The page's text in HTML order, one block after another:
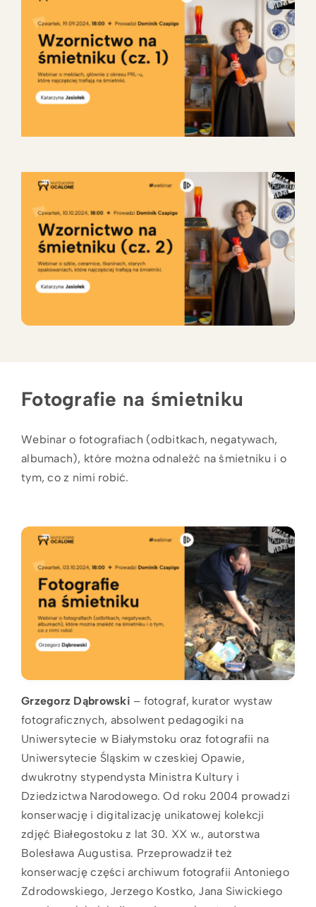
Fotografie na śmietniku
Webinar o fotografiach (odbitkach, negatywach,
albumach), które można odnaleźć na śmietniku i o
tym, co z nimi robić.
Grzegorz Dąbrowski – fotograf, kurator wystaw
fotograficznych, absolwent pedagogiki na
Uniwersytecie w Białymstoku oraz fotografii na
Uniwersytecie Śląskim w czeskiej Opawie,
dwukrotny stypendysta Ministra Kultury i
Dziedzictwa Narodowego. Od roku 2004 prowadzi
konserwację i digitalizację unikatowej kolekcji
zdjęć Białegostoku z lat 30. XX w., autorstwa
Bolesława Augustisa. Przeprowadził też
konserwację części archiwum fotografii Antoniego
Zdrodowskiego, Jerzego Kostko, Jana Siwickiego